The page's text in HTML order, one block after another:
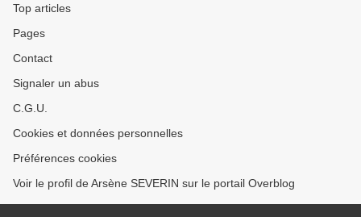
Top articles
Pages
Contact
Signaler un abus
C.G.U.
Cookies et données personnelles
Préférences cookies
Voir le profil de Arsène SEVERIN sur le portail Overblog